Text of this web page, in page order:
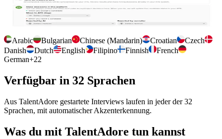
Stellenbeschreibung automatisch importieren, Kandidaten in einer
ausgewählten TalentAdore-Phase automatisch einladen und steuern,
wie Ergebnisse zurücksynchronisiert werden.
Arabic Bulgarian Chinese (Mandarin) Croatian
Czech
Danish
Dutch English Filipino Finnish
French
German+22
Verfügbar in 32 Sprachen
Aus TalentAdore gestartete Interviews laufen in jeder der 32
Sprachen, mit automatischer Akzenterkennung.
Was du mit TalentAdore tun kannst